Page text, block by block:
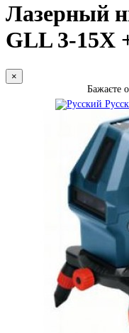
Лазерный
GLL 3-15X
×
Бажаєте